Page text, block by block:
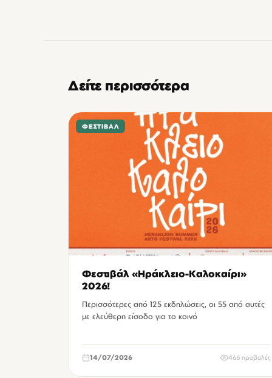
Δείτε περισσότερα
ΦΕΣΤΙΒΆΛ
Φεστιβάλ «Ηράκλειο-Καλοκαίρι»
2026!
Περισσότερες από 125 εκδηλώσεις, οι 55 από αυτές
με ελεύθερη είσοδο για το κοινό
14/07/2026 466 προβολές